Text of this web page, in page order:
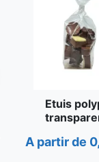
Etuis
A partir de